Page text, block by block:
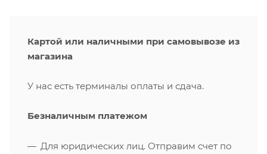
Картой или наличными при самовывозе из
магазина
У нас есть терминалы оплаты и сдача.
Безналичным платежом
Для юридических лиц. Отправим счет по